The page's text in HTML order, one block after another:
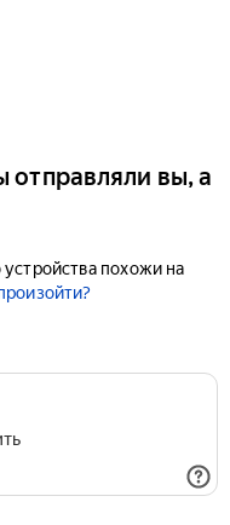
отправляли вы, а
похожи на